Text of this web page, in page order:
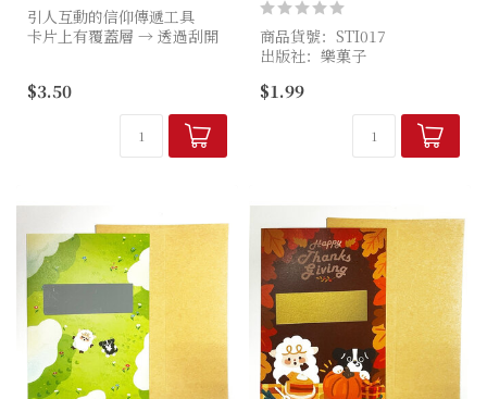
引人互動的信仰傳遞工具
卡片上有覆蓋層 → 透過刮開
$3.50
商品貨號：STI017
出版社：樂菓子
$1.99